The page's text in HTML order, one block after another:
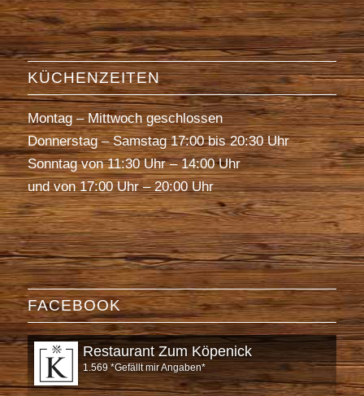
KÜCHENZEITEN
Montag – Mittwoch geschlossen
Donnerstag – Samstag 17:00 bis 20:30 Uhr
Sonntag von 11:30 Uhr – 14:00 Uhr
und von 17:00 Uhr – 20:00 Uhr
FACEBOOK
Restaurant Zum Köpenick
1.569 *Gefällt mir Angaben*